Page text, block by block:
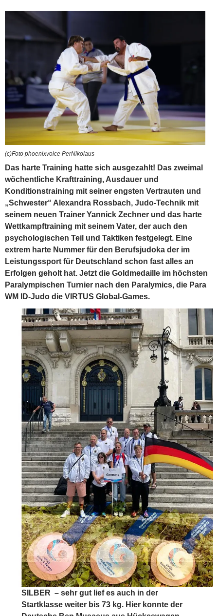
(c)Foto phoenixvoice PerNikolaus
Das harte Training hatte sich ausgezahlt! Das zweimal
wöchentliche Krafttraining, Ausdauer und
Konditionstraining mit seiner engsten Vertrauten und
„Schwester“ Alexandra Rossbach, Judo-Technik mit
seinem neuen Trainer Yannick Zechner und das harte
Wettkampftraining mit seinem Vater, der auch den
psychologischen Teil und Taktiken festgelegt. Eine
extrem harte Nummer für den Berufsjudoka der im
Leistungssport für Deutschland schon fast alles an
Erfolgen geholt hat. Jetzt die Goldmedaille im höchsten
Paralympischen Turnier nach den Paralymics, die Para
WM ID-Judo die VIRTUS Global-Games.
SILBER– sehr gut lief es auch in der
Startklasse weiter bis 73 kg. Hier konnte der